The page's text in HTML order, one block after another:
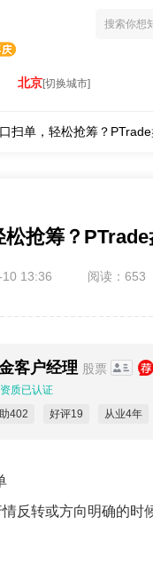
北京[切换城市]
扫单，轻松抢筹？
抢筹？
13:36 阅读：653
客户经理 股票
资质已认证
402
好评19 从业4年
反转或方向明确的时